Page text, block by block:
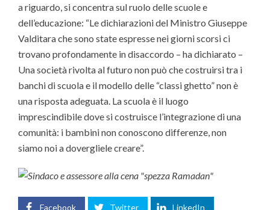
a riguardo, si concentra sul ruolo delle scuole e
dell’educazione: “Le dichiarazioni del Ministro Giuseppe
Valditara che sono state espresse nei giorni scorsi ci
trovano profondamente in disaccordo – ha dichiarato –
Una società rivolta al futuro non può che costruirsi tra i
banchi di scuola e il modello delle “classi ghetto” non è
una risposta adeguata. La scuola è il luogo
imprescindibile dove si costruisce l’integrazione di una
comunità: i bambini non conoscono differenze, non
siamo noi a dovergliele creare”.
Facebook Twitter LinkedIn